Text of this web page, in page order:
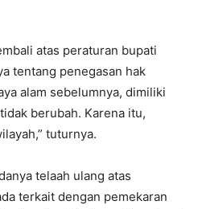
atas peraturan bupati
tentang penegasan hak
alam sebelumnya, dimiliki
berubah. Karena itu,
tuturnya.
telaah ulang atas
terkait dengan pemekaran